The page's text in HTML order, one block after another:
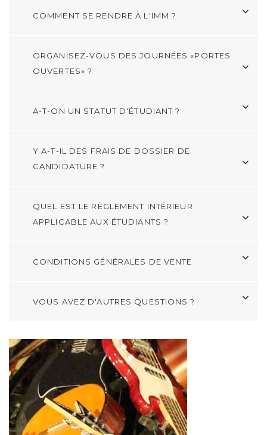
COMMENT SE RENDRE À L'IMM ?
ORGANISEZ-VOUS DES JOURNÉES «PORTES
OUVERTES» ?
A-T-ON UN STATUT D'ÉTUDIANT ?
Y A-T-IL DES FRAIS DE DOSSIER DE
CANDIDATURE ?
QUEL EST LE RÈGLEMENT INTÉRIEUR
APPLICABLE AUX ÉTUDIANTS ?
CONDITIONS GÉNÉRALES DE VENTE
VOUS AVEZ D'AUTRES QUESTIONS ?